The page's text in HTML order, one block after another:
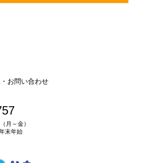
お問い合わせ
月～金）
末年始